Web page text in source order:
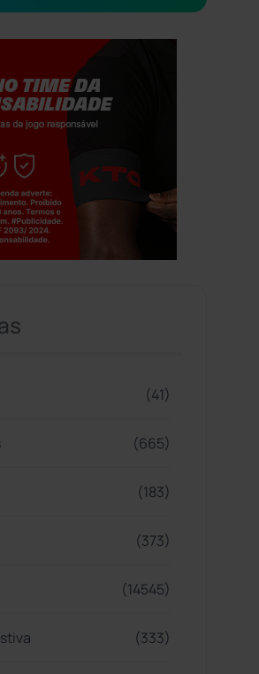
(41)
(665)
(183)
(373)
(14545)
(333)